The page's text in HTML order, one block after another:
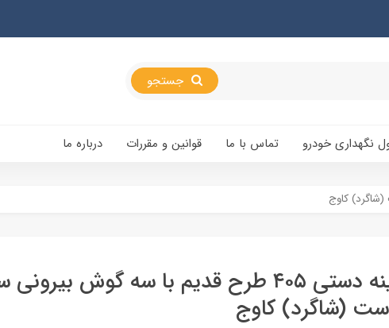
نگهداری خودرو تماس با ما قوانین و مقررات درباره ما
آینه دستی ۴۰۵ طرح قدیم با سه گوش
(شاگرد) کاوج